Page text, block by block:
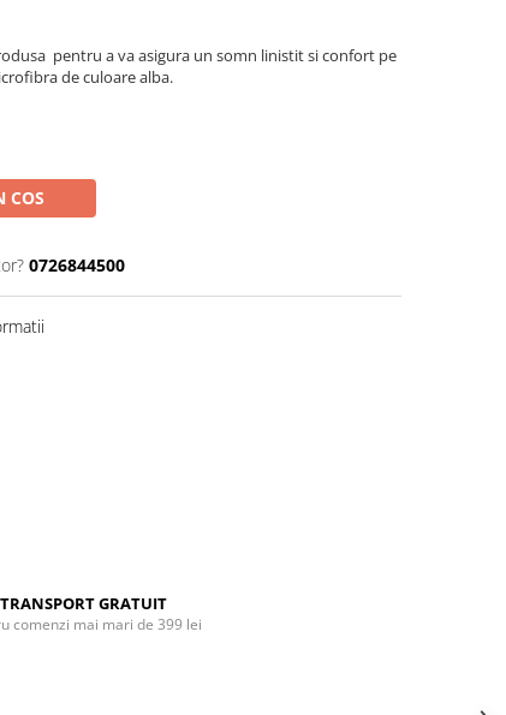
pentru a va asigura un somn linistit si confort pe
de culoare alba.
COS
0726844500
TRANSPORT GRATUIT
comenzi mai mari de 399 lei